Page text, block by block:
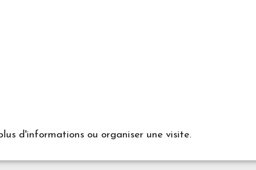
d'informations ou organiser une visite.